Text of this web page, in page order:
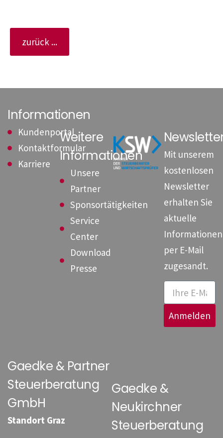
zurück ...
Informationen
Kundenportal
Kontaktformular
Karriere
Weitere
Informationen
Unsere
Partner
Sponsortätigkeiten
Service
Center
Download
Presse
Mit unserem
kostenlosen
Newsletter
erhalten Sie
aktuelle
Informationen
per E-Mail
zugesandt.
Anmelden
Gaedke & Partner
Steuerberatung
GmbH
Standort Graz
Gaedke &
Neukirchner
Steuerberatung